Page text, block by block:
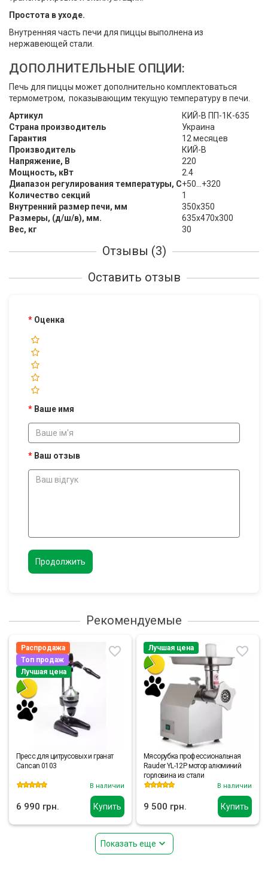
Простота в уходе.
Внутренняя часть печи для пиццы выполнена из
нержавеющей стали.
ДОПОЛНИТЕЛЬНЫЕ ОПЦИИ:
Печь для пиццы может дополнительно комплектоваться
термометром, показывающим текущую температуру в печи.
Артикул
КИЙ-В ПП-1К-635
Страна производитель
Украина
Гарантия
12 месяцев
Производитель
КИЙ-В
Напряжение, В
220
Мощность, кВт
2.4
Диапазон регулирования температуры, С+50…+320
Количество секций
1
Внутренний размер печи, мм
350х350
Размеры, (д/ш/в), мм.
635х470х300
Вес, кг
30
Отзывы (3)
Оставить отзыв
Оценка
Ваше имя
Ваш отзыв
Продолжить
Рекомендуемые
Купить
Распродажа
Топ продаж
Лучшая цена
Пресс для цитрусовых и гранат
Cancan 0103
В наличии
6 990 грн. Купить
Лучшая цена
Мясорубка профессиональная
Rauder YL-12P мотор алюминий
горловина из стали
В наличии
9 500 грн.
Показать еще